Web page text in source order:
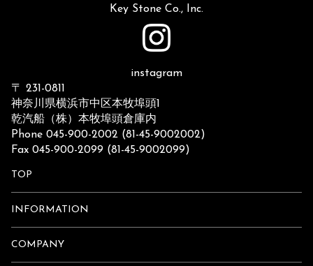
Key Stone Co., Inc.
instagram
〒 231-0811
神奈川県横浜市中区本牧埠頭1
乾汽船（株）本牧埠頭倉庫内
Phone 045-900-2002 (81-45-9002002)
Fax 045-900-2099 (81-45-9002099)
TOP
INFORMATION
COMPANY